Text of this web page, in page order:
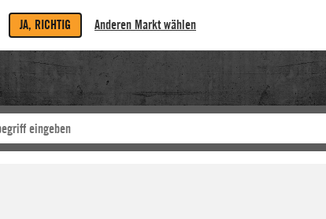
JA, RICHTIG Anderen Markt wählen